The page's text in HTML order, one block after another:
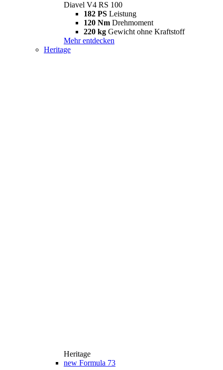
Diavel V4 RS 100
182 PS Leistung
120 Nm Drehmoment
220 kg Gewicht ohne Kraftstoff
Mehr entdecken
Heritage
Heritage
new Formula 73